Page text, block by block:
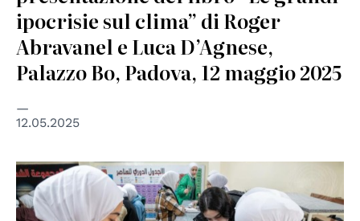
ipocrisie sul clima” di Roger
Abravanel e Luca D’Agnese,
Palazzo Bo, Padova, 12 maggio 2025
12.05.2025
© UN Photo/Mark Garten